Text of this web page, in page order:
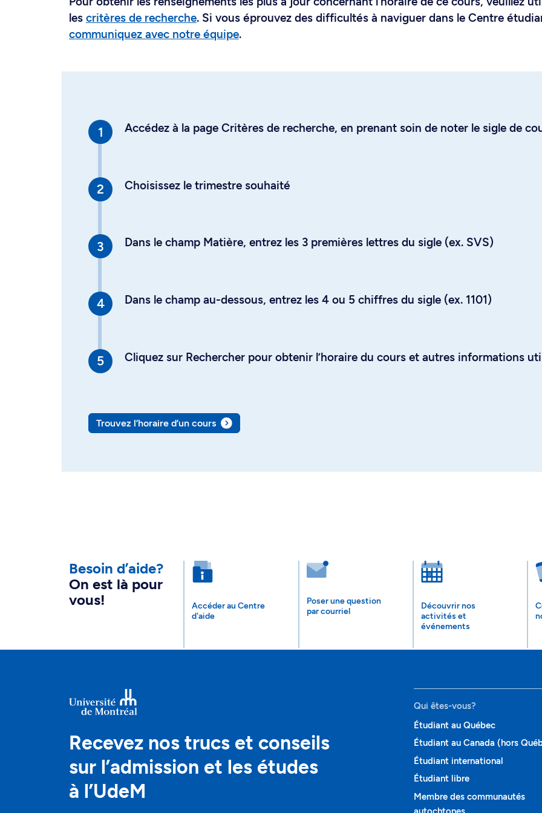
les critères de recherche. Si vous éprouvez des difficultés à naviguer dans le Centre
communiquez avec notre équipe.
Accédez à la page Critères de recherche, en prenant soin de noter le sigle de
Choisissez le trimestre souhaité
Dans le champ Matière, entrez les 3 premières lettres du sigle (ex. SVS)
Dans le champ au-dessous, entrez les 4 ou 5 chiffres du sigle (ex. 1101)
Cliquez sur Rechercher pour obtenir l’horaire du cours et autres informations
Trouvez l’horaire d’un cours
Besoin d’aide?
On est là pour
vous!
Accéder au Centre
d'aide
Poser une question
par courriel
Découvrir nos
activités et
événements
Recevez nos trucs et conseils
sur l’admission et les études
à l’UdeM
Qui êtes-vous?
Étudiant au Québec
Étudiant au Canada (hors
Étudiant international
Étudiant libre
Membre des communautés